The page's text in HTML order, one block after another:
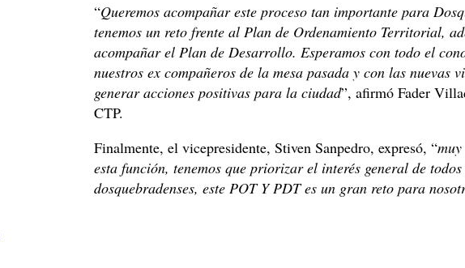
“Queremos acompañar este proceso tan importante para
tenemos un reto frente al Plan de Ordenamiento Territorial,
acompañar el Plan de Desarrollo. Esperamos con todo el
nuestros ex compañeros de la mesa pasada y con las nuevas
generar acciones positivas para la ciudad”, afirmó Fader
CTP.
Finalmente, el vicepresidente, Stiven Sanpedro, expresó, “
esta función, tenemos que priorizar el interés general de
dosquebradenses, este POT Y PDT es un gran reto para